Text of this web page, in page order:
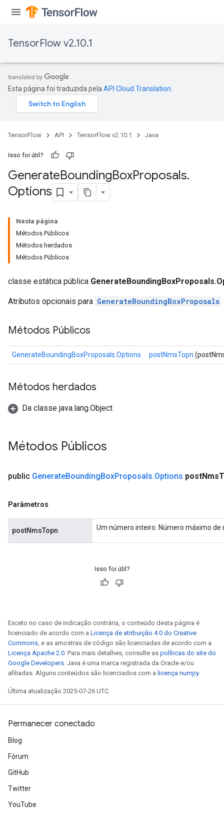
TensorFlow v2.10.1
Esta página foi traduzida pela API Cloud Translation
TensorFlow API TensorFlow v2.10.1 Java
Isso foi útil?
GenerateBoundingBoxProposals.
Options
Nesta página
Métodos Públicos
Métodos herdados
Métodos Públicos
classe estática pública
Atributos opcionais para GenerateBoundingBoxProposals
Métodos Públicos
GenerateBoundingBoxProposals.Options postNmsTopn
Métodos herdados
Da classe java.lang.Object
Métodos Públicos
public GenerateBoundingBoxProposals.Options postNms
Parâmetros
postNmsTopn Um número inteiro. Número máximo de
Isso foi útil?
Exceto no caso de indicação contrária, o conteúdo desta página é
licenciado de acordo com a Licença de atribuição 4.0 do Creative
Commons, e as amostras de código são licenciadas de acordo com a
Licença Apache 2.0. Para mais detalhes, consulte as políticas do site do
Google Developers. Java é uma marca registrada da Oracle e/ou
afiliadas. Alguns conteúdos são licenciados com a licença numpy.
Última atualização 2025-07-26 UTC.
Permanecer conectado
Blog
Fórum
GitHub
Twitter
YouTube